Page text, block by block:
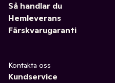
Så handlar du
Hemleverans
Färskvarugaranti
Kontakta oss
Kundservice